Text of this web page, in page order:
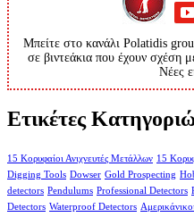
Μπείτε στο κανάλι Polatidis
σε βιντεάκια που έχουν σχέση
Νέες
Ετικέτες
15 Κορυφαίοι Ανιχνευτές Μετάλλων 15
Digging Tools Dowser Gold Prospecting
detectors Pendulums Professional Detectors
Detectors Waterproof Detectors